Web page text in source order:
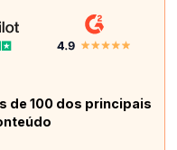
de 100 dos principais